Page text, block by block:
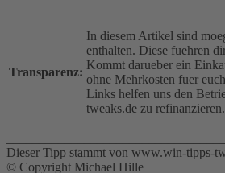
Transparenz:
In diesem Artikel sind
enthalten. Diese fuehren
Kommt darueber ein
ohne Mehrkosten fuer
Links helfen uns den
tweaks.de zu refinanzieren.
Dieser Tipp stammt von www.win-tipps-
© Copyright Michael Hille